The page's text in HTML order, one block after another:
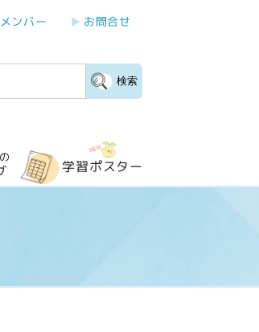
ンバー お問合せ
検索
学習ポスター